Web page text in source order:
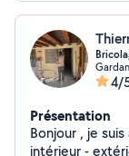
4/
Présentation
Bonjour , je
intérieur -